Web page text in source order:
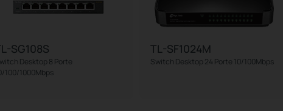
SG108S
Desktop 8 Porte
100/1000Mbps
TL-SF1024M
Switch Desktop 24 Porte 10/100Mbps